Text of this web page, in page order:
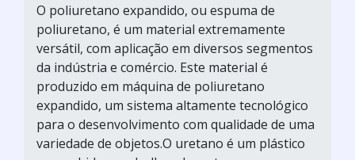
O poliuretano expandido, ou espuma de
poliuretano, é um material extremamente
versátil, com aplicação em diversos segmentos
da indústria e comércio. Este material é
produzido em máquina de poliuretano
expandido, um sistema altamente tecnológico
para o desenvolvimento com qualidade de uma
variedade de objetos.O uretano é um plástico